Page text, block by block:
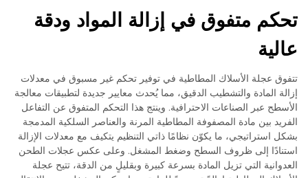
تحكم متفوق في إزالة المواد ودقة
عالية
تتفوق عجلة الأسلاك المطاطية في توفير تحكم غير مسبوق في معدلات
إزالة المادة والتشطيب الدقيق، مما يُحدث معايير جديدة لتطبيقات معالجة
الأسطح عبر الصناعات الاحترافية. وينتج هذا التحكم المتفوق عن التفاعل
الفريد بين مادة المصفوفة المطاطية المرنة والعناصر السلكية المدمجة
بشكل استراتيجي، ما يكوّن نظامًا ذاتي التنظيم يتكيف مع معدلات الإزالة
استنادًا إلى ظروف السطح وضغط المشغل. وعلى عكس عجلات الطحن
العدوانية التي تزيل المادة بسرعة كبيرة وبقليلٍ من الدقة، تتيح عجلة